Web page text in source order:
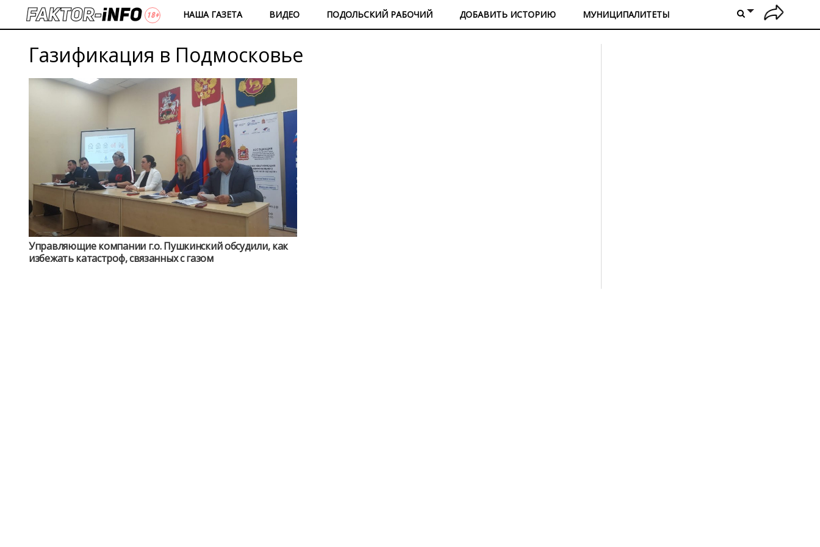
НАША ГАЗЕТА ВИДЕО ПОДОЛЬСКИЙ РАБОЧИЙ ДОБАВИТЬ ИСТОРИЮ МУНИЦИПАЛИТЕТЫ
Газификация в Подмосковье
Управляющие компании г.о. Пушкинский обсудили, как
избежать катастроф, связанных с газом